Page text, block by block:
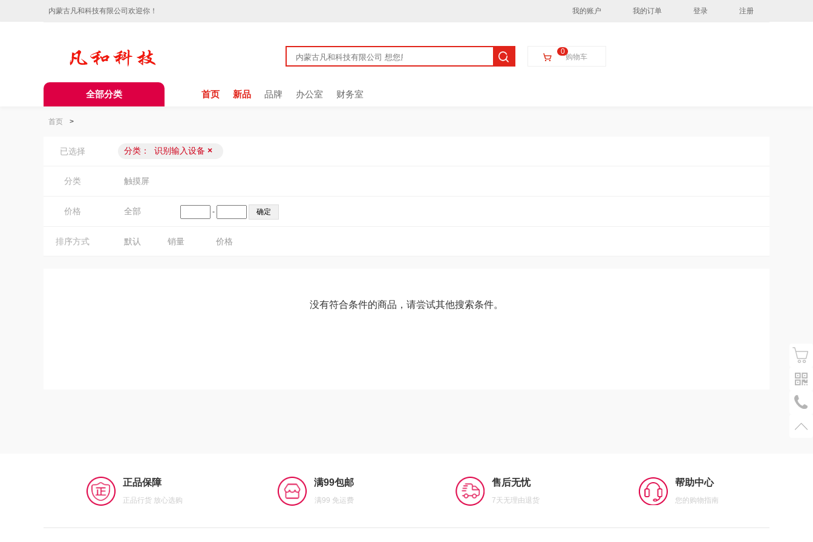
内蒙古凡和科技有限公司欢迎你！ 我的账户 我的订单 登录 注册
购物车
0
全部分类 首页 新品 品牌 办公室 财务室
首页 >
已选择 分类： 识别输入设备 ×
分类 触摸屏
价格 全部 -
排序方式 默认 销量 价格
没有符合条件的商品，请尝试其他搜索条件。
正品保障
正品行货 放心选购
满99包邮
满99 免运费
售后无忧
7天无理由退货
帮助中心
您的购物指南